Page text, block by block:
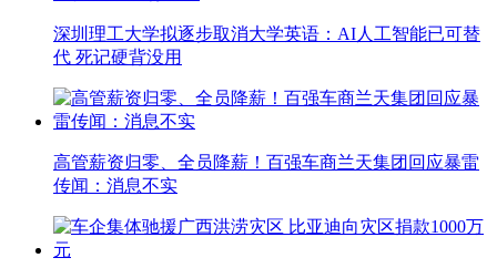
深圳理工大学拟逐步取消大学英语：AI人工智能已可替
代 死记硬背没用
高管薪资归零、全员降薪！百强车商兰天集团回应暴雷
传闻：消息不实